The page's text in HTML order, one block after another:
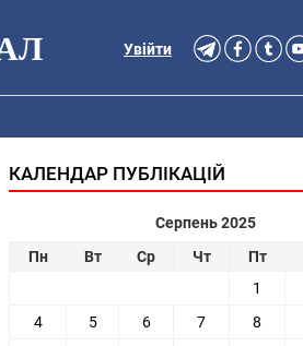
Увійти
КАЛЕНДАР ПУБЛІКАЦІЙ
Серпень 2025
Пн
Вт Ср Чт Пт
1
4
5 6 7 8